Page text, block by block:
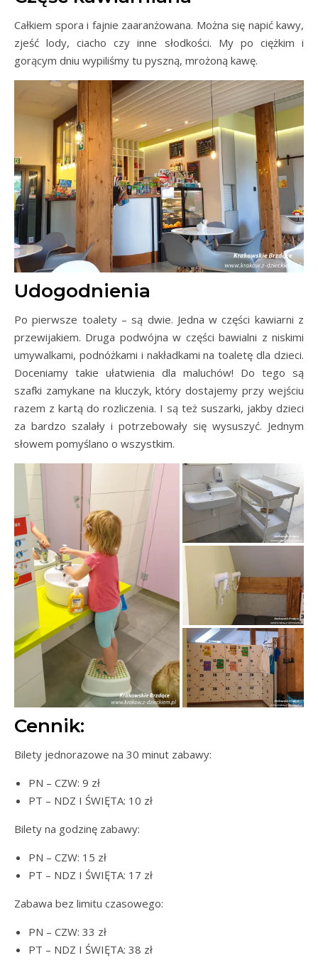
Całkiem spora i fajnie zaaranżowana. Można się napić kawy,
zjeść lody, ciacho czy inne słodkości. My po ciężkim i
gorącym dniu wypiliśmy tu pyszną, mrożoną kawę.
Udogodnienia
Po pierwsze toalety – są dwie. Jedna w części kawiarni z
przewijakiem. Druga podwójna w części bawialni z niskimi
umywalkami, podnóżkami i nakładkami na toaletę dla dzieci.
Doceniamy takie ułatwienia dla maluchów! Do tego są
szafki zamykane na kluczyk, który dostajemy przy wejściu
razem z kartą do rozliczenia. I są też suszarki, jakby dzieci
za bardzo szalały i potrzebowały się wysuszyć. Jednym
słowem pomyślano o wszystkim.
Cennik:
Bilety jednorazowe na 30 minut zabawy:
PN – CZW: 9 zł
PT – NDZ I ŚWIĘTA: 10 zł
Bilety na godzinę zabawy:
PN – CZW: 15 zł
PT – NDZ I ŚWIĘTA: 17 zł
Zabawa bez limitu czasowego:
PN – CZW: 33 zł
PT – NDZ I ŚWIĘTA: 38 zł